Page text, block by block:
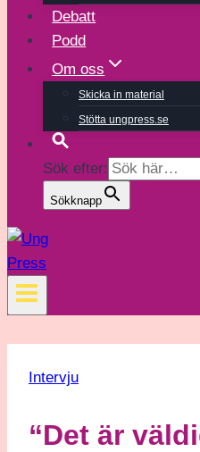
Debatt
Podd
Om oss
Skicka in material
Stötta ungpress.se
Sök efter:
Sökknapp
Intervju
“Det är